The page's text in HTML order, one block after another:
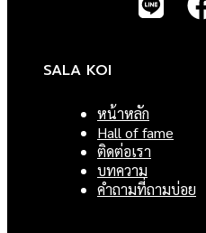
SALA KOI
หน้าหลัก
Hall of fame
ติดต่อเรา
บทความ
คำถามที่ถามบ่อย